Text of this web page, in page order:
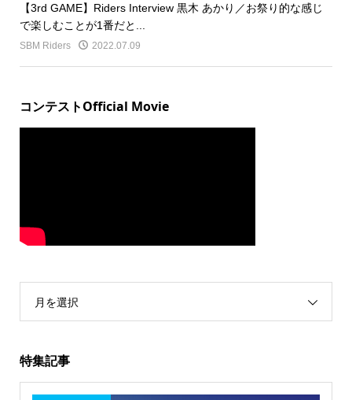
【3rd GAME】Riders Interview 黒木 あかり／お祭り的な感じ
で楽しむことが1番だと...
SBM Riders 2022.07.09
コンテストOfficial Movie
月を選択
特集記事